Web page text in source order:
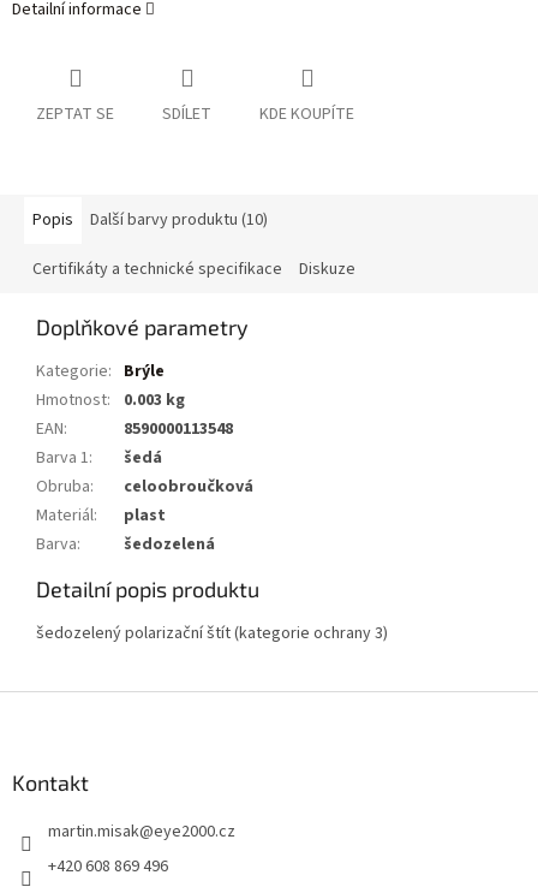
Detailní informace
ZEPTAT SE SDÍLET KDE KOUPÍTE
Popis Další barvy produktu (10)
Certifikáty a technické specifikace Diskuze
Doplňkové parametry
Kategorie: Brýle
Hmotnost:
0.003 kg
EAN:
8590000113548
Barva 1:
šedá
Obruba:
celoobroučková
Materiál:
plast
Barva: šedozelená
Detailní popis produktu
šedozelený polarizační štít (kategorie ochrany 3)
Kontakt
martin.misak@eye2000.cz
+420 608 869 496